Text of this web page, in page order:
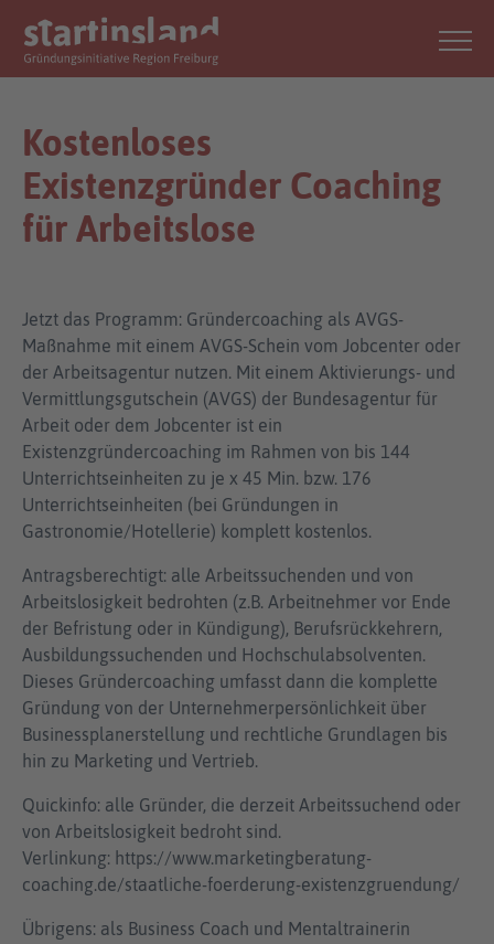
Kostenloses
Existenzgründer Coaching
für Arbeitslose
Jetzt das Programm: Gründercoaching als AVGS-
Maßnahme mit einem AVGS-Schein vom Jobcenter oder
der Arbeitsagentur nutzen. Mit einem Aktivierungs- und
Vermittlungsgutschein (AVGS) der Bundesagentur für
Arbeit oder dem Jobcenter ist ein
Existenzgründercoaching im Rahmen von bis 144
Unterrichtseinheiten zu je x 45 Min. bzw. 176
Unterrichtseinheiten (bei Gründungen in
Gastronomie/Hotellerie) komplett kostenlos.
Antragsberechtigt: alle Arbeitssuchenden und von
Arbeitslosigkeit bedrohten (z.B. Arbeitnehmer vor Ende
der Befristung oder in Kündigung), Berufsrückkehrern,
Ausbildungssuchenden und Hochschulabsolventen.
Dieses Gründercoaching umfasst dann die komplette
Gründung von der Unternehmerpersönlichkeit über
Businessplanerstellung und rechtliche Grundlagen bis
hin zu Marketing und Vertrieb.
Quickinfo: alle Gründer, die derzeit Arbeitssuchend oder
von Arbeitslosigkeit bedroht sind.
Verlinkung: https://www.marketingberatung-
coaching.de/staatliche-foerderung-existenzgruendung/
Übrigens: als Business Coach und Mentaltrainerin